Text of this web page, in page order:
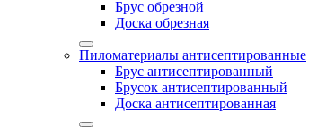
Брус обрезной
Доска обрезная
Пиломатериалы антисептированные
Брус антисептированный
Брусок антисептированный
Доска антисептированная